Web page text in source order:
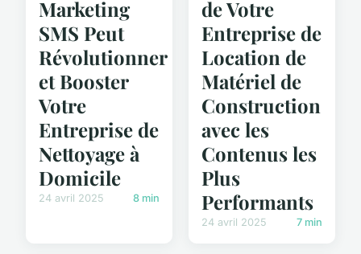
Marketing
SMS Peut
Révolutionner
et Booster
Votre
Entreprise de
Nettoyage à
Domicile
24 avril 2025 8 min
de Votre
Entreprise de
Location de
Matériel de
Construction
avec les
Contenus les
Plus
Performants
24 avril 2025 7 min